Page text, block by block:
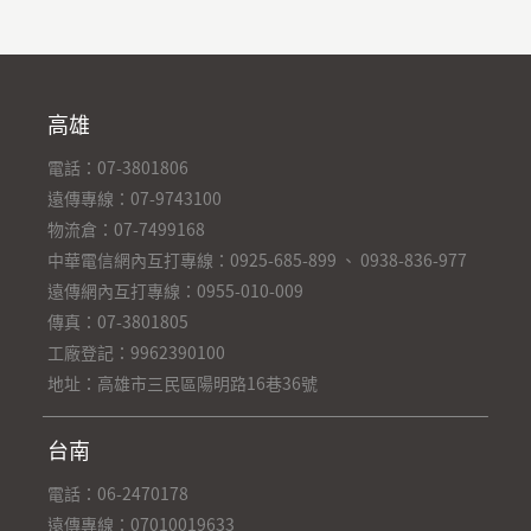
高雄
電話：07-3801806
遠傳專線：07-9743100
物流倉：07-7499168
中華電信網內互打專線：0925-685-899 、 0938-836-977
遠傳網內互打專線：0955-010-009
傳真：07-3801805
工廠登記：9962390100
地址：高雄市三民區陽明路16巷36號
台南
電話：06-2470178
遠傳專線：07010019633